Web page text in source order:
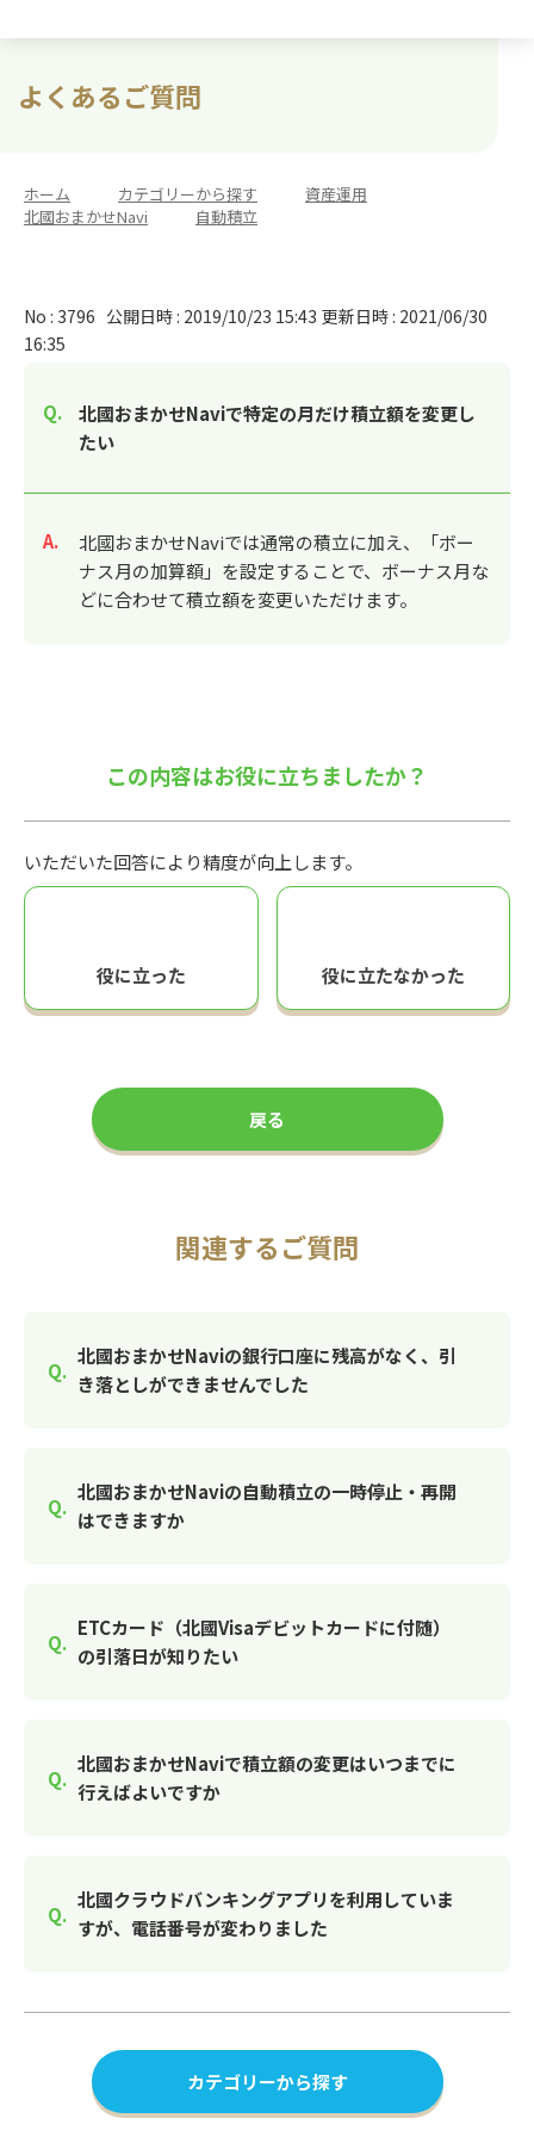
よくあるご質問
ホーム カテゴリーから探す 資産運用
北國おまかせNavi
自動積立
No : 3796 公開日時 : 2019/10/23 15:43 更新日時 : 2021/06/30
16:35
北國おまかせNaviで特定の月だけ積立額を変更し
たい
回答
北國おまかせNaviでは通常の積立に加え、「ボー
ナス月の加算額」を設定することで、ボーナス月な
どに合わせて積立額を変更いただけます。
この内容はお役に立ちましたか？
いただいた回答により精度が向上します。
役に立った 役に立たなかった
戻る
関連するご質問
北國おまかせNaviの銀行口座に残高がなく、引
き落としができませんでした
北國おまかせNaviの自動積立の一時停止・再開
はできますか
ETCカード（北國Visaデビットカードに付随）
の引落日が知りたい
北國おまかせNaviで積立額の変更はいつまでに
行えばよいですか
北國クラウドバンキングアプリを利用していま
すが、電話番号が変わりました
カテゴリーから探す